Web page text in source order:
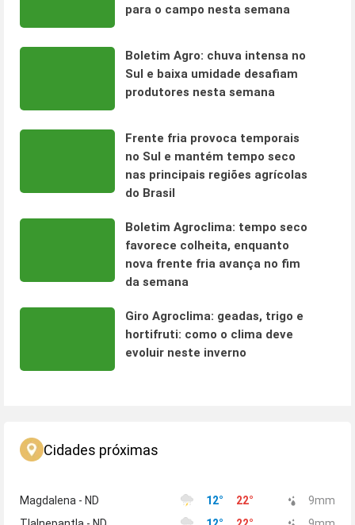
para o campo nesta semana
Boletim Agro: chuva intensa no
Sul e baixa umidade desafiam
produtores nesta semana
Frente fria provoca temporais
no Sul e mantém tempo seco
nas principais regiões agrícolas
do Brasil
Boletim Agroclima: tempo seco
favorece colheita, enquanto
nova frente fria avança no fim
da semana
Giro Agroclima: geadas, trigo e
hortifruti: como o clima deve
evoluir neste inverno
Cidades próximas
Magdalena - ND 12° 22° 9mm